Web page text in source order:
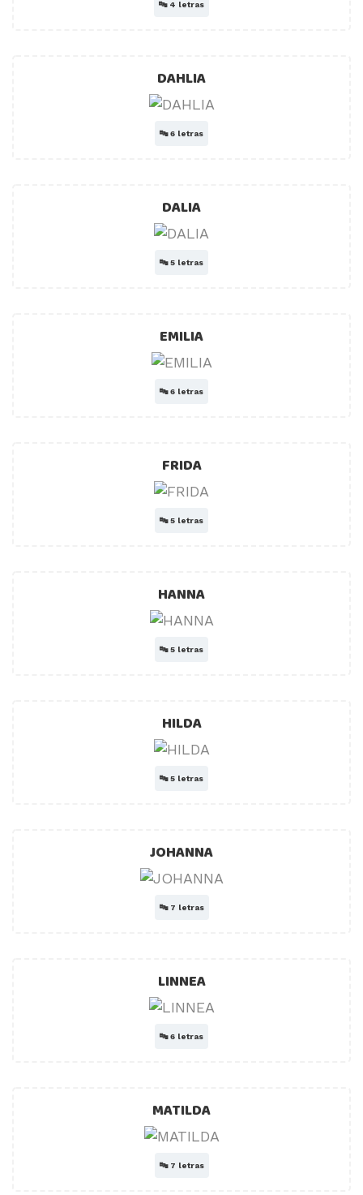
🔤 4 letras
DAHLIA
🔤6 letras
DALIA
🔤5 letras
EMILIA
🔤6 letras
FRIDA
🔤5 letras
HANNA
🔤5 letras
HILDA
🔤5 letras
JOHANNA
🔤 7 letras
LINNEA
🔤6 letras
MATILDA
🔤 7 letras